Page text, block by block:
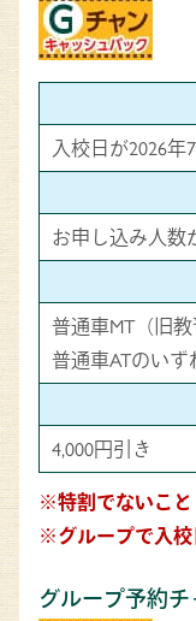
入校日が2026年
お申し込み人数
普通車MT（旧
普通車ATのいず
4,000円引き
※特割でないこと
※グループで入校
グループ予約チ